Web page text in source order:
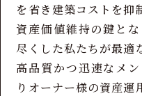
を省き建築コストを抑
資産価値維持の鍵と
尽くした私たちが最適
高品質かつ迅速なメ
りオーナー様の資産運